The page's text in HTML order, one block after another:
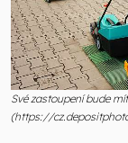
Své zastoupení bude
(https://